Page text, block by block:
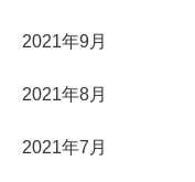
2021年9月
2021年8月
2021年7月